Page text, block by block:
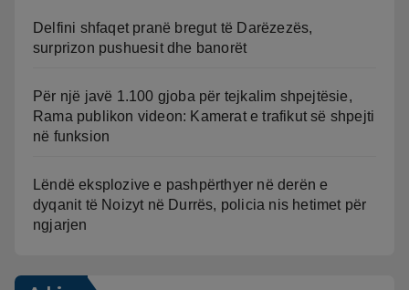
Delfini shfaqet pranë bregut të Darëzezës,
surprizon pushuesit dhe banorët
Për një javë 1.100 gjoba për tejkalim shpejtësie,
Rama publikon videon: Kamerat e trafikut së shpejti
në funksion
Lëndë eksplozive e pashpërthyer në derën e
dyqanit të Noizyt në Durrës, policia nis hetimet për
ngjarjen